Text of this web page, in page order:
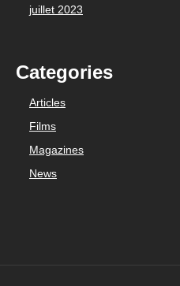
juillet 2023
Categories
Articles
Films
Magazines
News